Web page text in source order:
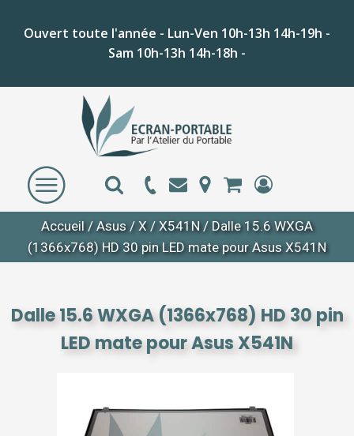
Ouvert toute l'année - Lun-Ven 10h-13h 14h-19h -
Sam 10h-13h 14h-18h -
Accueil/ Asus/ X / X541N/ Dalle 15.6 WXGA
(1366x768) HD 30 pin LED mate pour Asus X541N
Dalle 15.6 WXGA (1366x768) HD 30 pin
LED mate pour Asus X541N